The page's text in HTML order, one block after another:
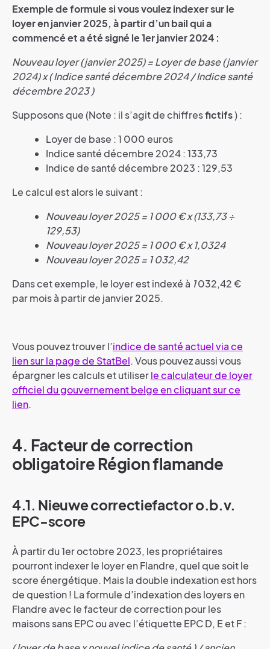
Exemple de formule si vous voulez indexer sur le
loyer en janvier 2025, à partir d’un bail qui a
commencé et a été signé le 1er janvier 2024 :
Nouveau loyer (janvier 2025) = Loyer de base (janvier
2024) x ( Indice santé décembre 2024 / Indice santé
décembre 2023 )
Supposons que (Note : il s’agit de chiffresfictifs) :
Loyer de base : 1 000 euros
Indice santé décembre 2024 : 133,73
Indice de santé décembre 2023 : 129,53
Le calcul est alors le suivant :
Nouveau loyer 2025 = 1 000 € x (133,73 ÷
129,53)
Nouveau loyer 2025 = 1 000 € x 1,0324
Nouveau loyer 2025 = 1 032,42
Dans cet exemple, le loyer est indexé à 1032,42 €
par mois à partir de janvier 2025.
Vous pouvez trouver l’indice de santé actuel via ce
lien sur la page de StatBel. Vous pouvez aussi vous
épargner les calculs et utiliserle calculateur de loyer
officiel du gouvernement belge en cliquant sur ce
lien.
4. Facteur de correction
obligatoire Région flamande
4.1. Nieuwe correctiefactor o.b.v.
EPC-score
À partir du 1er octobre 2023, les propriétaires
pourront indexer le loyer en Flandre, quel que soit le
score énergétique. Mais la double indexation est hors
de question ! La formule d’indexation des loyers en
Flandre avec le facteur de correction pour les
maisons sans EPC ou avec l’étiquette EPC D, E et F :